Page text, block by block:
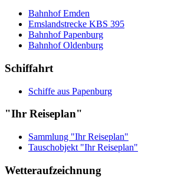
Bahnhof Emden
Emslandstrecke KBS 395
Bahnhof Papenburg
Bahnhof Oldenburg
Schiffahrt
Schiffe aus Papenburg
"Ihr Reiseplan"
Sammlung "Ihr Reiseplan"
Tauschobjekt "Ihr Reiseplan"
Wetteraufzeichnung